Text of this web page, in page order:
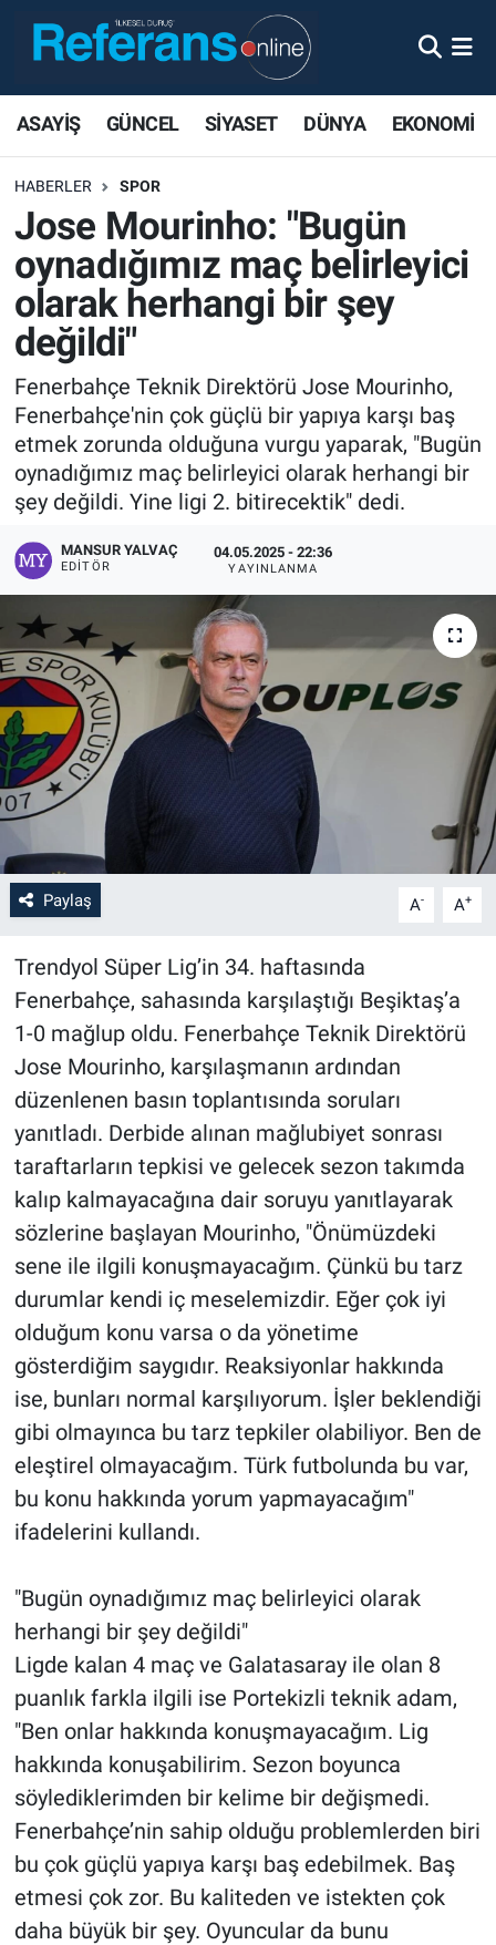
ASAYİŞ GÜNCEL SİYASET DÜNYA EKONOMİ
HABERLER SPOR
Jose Mourinho: "Bugün
oynadığımız maç belirleyici
olarak herhangi bir şey
değildi"
Fenerbahçe Teknik Direktörü Jose Mourinho,
Fenerbahçe'nin çok güçlü bir yapıya karşı baş
etmek zorunda olduğuna vurgu yaparak, "Bugün
oynadığımız maç belirleyici olarak herhangi bir
şey değildi. Yine ligi 2. bitirecektik" dedi.
MANSUR YALVAÇ
EDITÖR
04.05.2025 - 22:36
YAYINLANMA
Paylaş A- A+
Trendyol Süper Lig’in 34. haftasında
Fenerbahçe, sahasında karşılaştığı Beşiktaş’a
1-0 mağlup oldu. Fenerbahçe Teknik Direktörü
Jose Mourinho, karşılaşmanın ardından
düzenlenen basın toplantısında soruları
yanıtladı. Derbide alınan mağlubiyet sonrası
taraftarların tepkisi ve gelecek sezon takımda
kalıp kalmayacağına dair soruyu yanıtlayarak
sözlerine başlayan Mourinho, "Önümüzdeki
sene ile ilgili konuşmayacağım. Çünkü bu tarz
durumlar kendi iç meselemizdir. Eğer çok iyi
olduğum konu varsa o da yönetime
gösterdiğim saygıdır. Reaksiyonlar hakkında
ise, bunları normal karşılıyorum. İşler beklendiği
gibi olmayınca bu tarz tepkiler olabiliyor. Ben de
eleştirel olmayacağım. Türk futbolunda bu var,
bu konu hakkında yorum yapmayacağım"
ifadelerini kullandı.
"Bugün oynadığımız maç belirleyici olarak
herhangi bir şey değildi"
Ligde kalan 4 maç ve Galatasaray ile olan 8
puanlık farkla ilgili ise Portekizli teknik adam,
"Ben onlar hakkında konuşmayacağım. Lig
hakkında konuşabilirim. Sezon boyunca
söylediklerimden bir kelime bir değişmedi.
Fenerbahçe’nin sahip olduğu problemlerden biri
bu çok güçlü yapıya karşı baş edebilmek. Baş
etmesi çok zor. Bu kaliteden ve istekten çok
daha büyük bir şey. Oyuncular da bunu